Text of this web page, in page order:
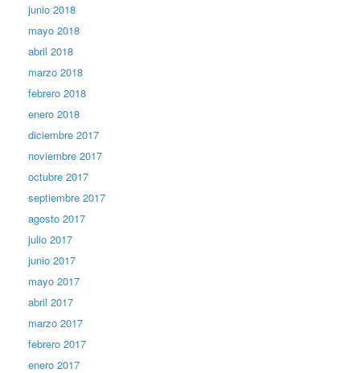
junio 2018
mayo 2018
abril 2018
marzo 2018
febrero 2018
enero 2018
diciembre 2017
noviembre 2017
octubre 2017
septiembre 2017
agosto 2017
julio 2017
junio 2017
mayo 2017
abril 2017
marzo 2017
febrero 2017
enero 2017